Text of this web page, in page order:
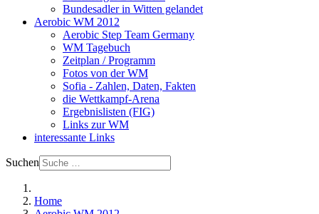
Bundesadler in Witten gelandet
Aerobic WM 2012
Aerobic Step Team Germany
WM Tagebuch
Zeitplan / Programm
Fotos von der WM
Sofia - Zahlen, Daten, Fakten
die Wettkampf-Arena
Ergebnislisten (FIG)
Links zur WM
interessante Links
Suchen
Home